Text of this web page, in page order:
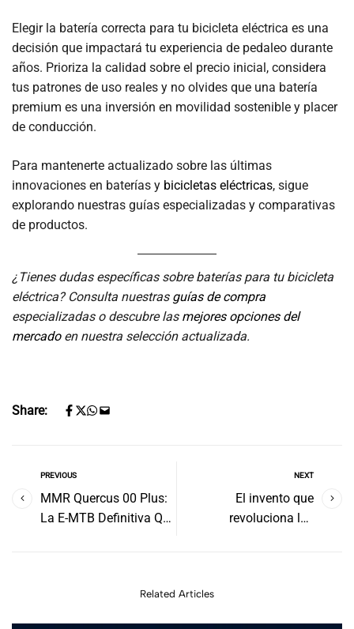
Elegir la batería correcta para tu bicicleta eléctrica es una
decisión que impactará tu experiencia de pedaleo durante
años. Prioriza la calidad sobre el precio inicial, considera
tus patrones de uso reales y no olvides que una batería
premium es una inversión en movilidad sostenible y placer
de conducción.
Para mantenerte actualizado sobre las últimas
innovaciones en baterías y bicicletas eléctricas, sigue
explorando nuestras guías especializadas y comparativas
de productos.
¿Tienes dudas específicas sobre baterías para tu bicicleta
eléctrica? Consulta nuestras guías de compra
especializadas o descubre las mejores opciones del
mercadoen nuestra selección actualizada.
Share:
PREVIOUS
MMR Quercus 00 Plus:
La E-MTB Definitiva Que
NEXT
El invento que
revoluciona las
Related Articles